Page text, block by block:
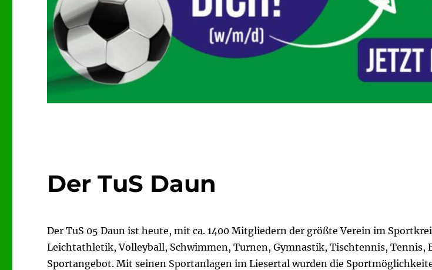
Der TuS Daun
Der TuS 05 Daun ist heute, mit ca. 1400 Mitgliedern der größte Verein im
Leichtathletik, Volleyball, Schwimmen, Turnen, Gymnastik, Tischtennis,
Sportangebot. Mit seinen Sportanlagen im Liesertal wurden die